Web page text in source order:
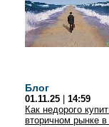
Блог
01.11.25
14:59
Как недорого
вторичном рынке